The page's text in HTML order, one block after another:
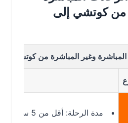
كوتشي إلى
وغير المباشرة من كوتشي إلى
مدة الرحلة: أقل من 5 ساعات